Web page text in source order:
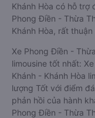
Khánh Hòa có hỗ trợ
Phong Điền - Thừa
Khánh Hòa, rất
Xe Phong Điền -
limousine tốt nhất:
Khánh - Khánh Hòa
lượng Tốt với điểm
phản hồi của hành
Phong Điền - Thừa